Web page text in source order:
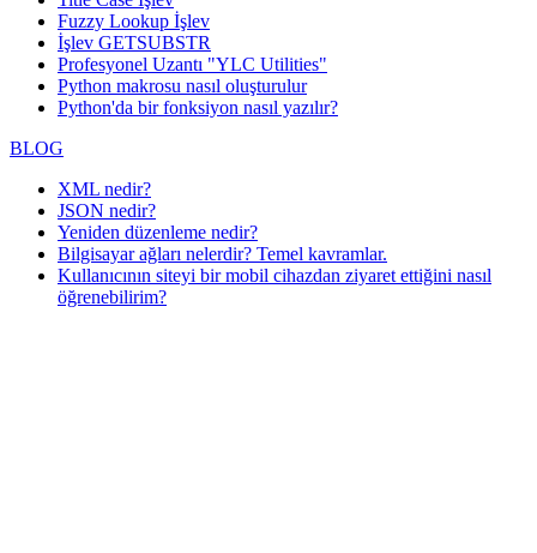
Fuzzy Lookup İşlev
İşlev GETSUBSTR
Profesyonel Uzantı "YLC Utilities"
Python makrosu nasıl oluşturulur
Python'da bir fonksiyon nasıl yazılır?
BLOG
XML nedir?
JSON nedir?
Yeniden düzenleme nedir?
Bilgisayar ağları nelerdir? Temel kavramlar.
Kullanıcının siteyi bir mobil cihazdan ziyaret ettiğini nasıl
öğrenebilirim?